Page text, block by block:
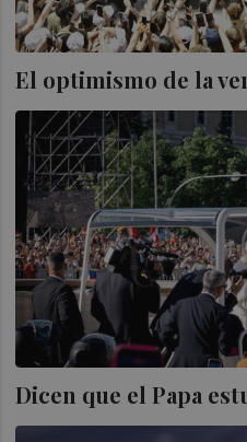
El optimismo de la
Dicen que el Papa